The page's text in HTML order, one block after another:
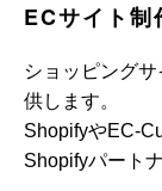
ECサイト制
ショッピング
供します。
ShopifyやEC-
Shopifyパート